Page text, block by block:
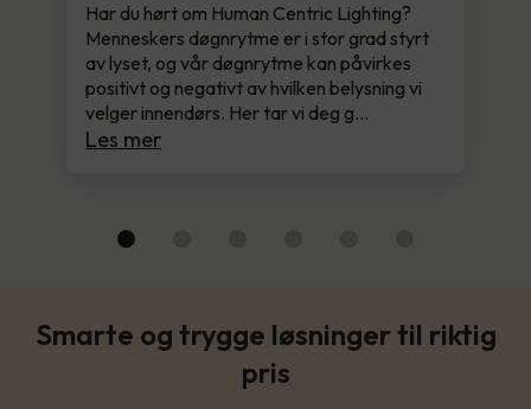
Har du hørt om Human Centric Lighting?
Menneskers døgnrytme er i stor grad styrt
av lyset, og vår døgnrytme kan påvirkes
positivt og negativt av hvilken belysning vi
velger innendørs. Her tar vi deg g…
Les mer
Smarte og trygge løsninger til riktig
pris